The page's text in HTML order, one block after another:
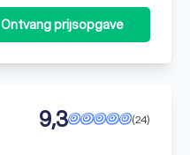
Ontvang prijsopgave
(24)
9,3